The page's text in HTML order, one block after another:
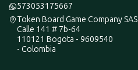
573053175667
Token Board Game Company SAS
Calle 141 # 7b-64
110121 Bogota - 9609540
- Colombia